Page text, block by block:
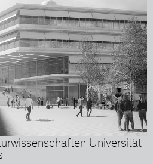
Universität